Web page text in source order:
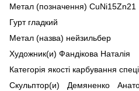
Метал (позначення) СuNi15Zn21
Гурт гладкий
Метал (назва) нейзильбер
Художник(и) Фандікова Наталія
Категорія якості карбування
Скульптор(и) Демяненко